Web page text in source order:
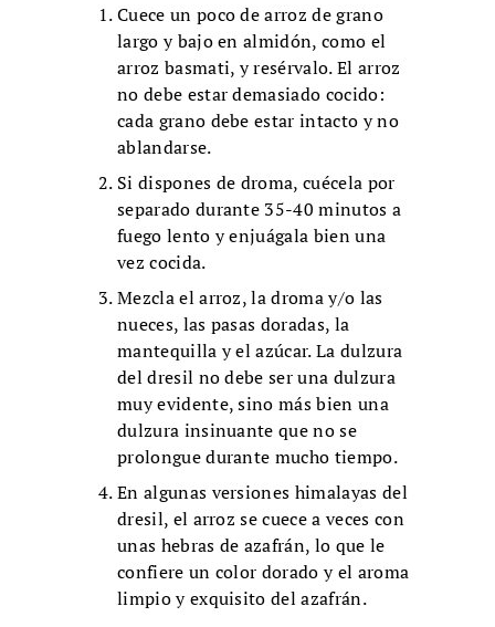
Cuece un poco de arroz de grano
largo y bajo en almidón, como el
arroz basmati, y resérvalo. El arroz
no debe estar demasiado cocido:
cada grano debe estar intacto y no
ablandarse.
Si dispones de droma, cuécela por
separado durante 35-40 minutos a
fuego lento y enjuágala bien una
vez cocida.
Mezcla el arroz, la droma y/o las
nueces, las pasas doradas, la
mantequilla y el azúcar. La dulzura
del dresil no debe ser una dulzura
muy evidente, sino más bien una
dulzura insinuante que no se
prolongue durante mucho tiempo.
En algunas versiones himalayas del
dresil, el arroz se cuece a veces con
unas hebras de azafrán, lo que le
confiere un color dorado y el aroma
limpio y exquisito del azafrán.